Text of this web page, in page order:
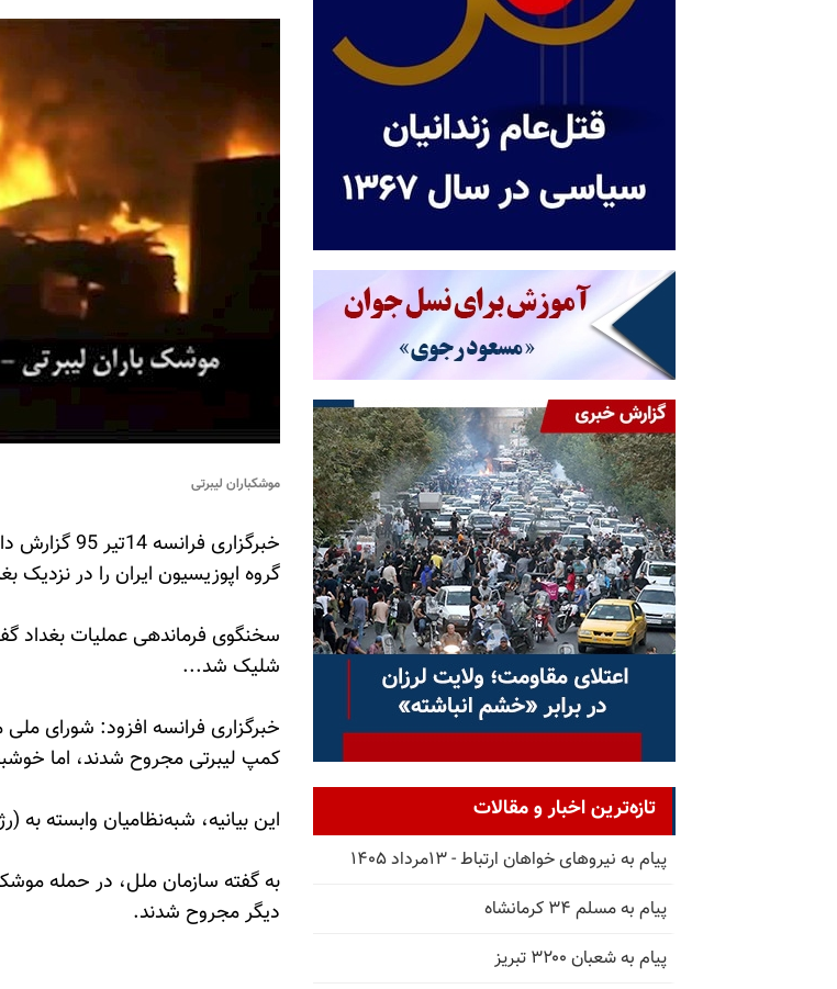
موشکباران لیبرتی
خبرگزاری
گروه اپوزیسیون ایران را در
سخنگوی فرماندهی عملیات بغداد
شلیک شد...
خبرگزاری فرانسه افزود: شورای
کمپ لیبرتی مجروح شدند، اما
این بیانیه، شبه‌نظامیان وابسته
دیگر مجروح شدند.
تازه‌ترین اخبار و مقالات
پیام به نیروهای خواهان ارتباط - ۱۳مرداد ۱۴۰۵
پیام به مسلم ۳۴ کرمانشاه
پیام به شعبان ۳۲۰۰ تبریز